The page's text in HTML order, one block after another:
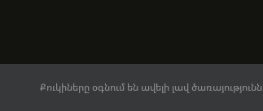
Քուկիները օգնում են ավելի լավ